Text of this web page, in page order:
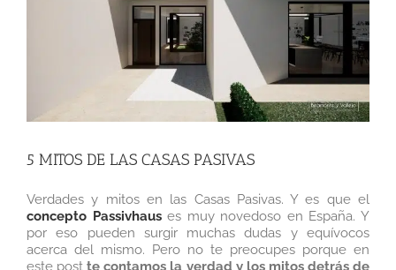
5 MITOS DE LAS CASAS PASIVAS
Verdades y mitos en las Casas Pasivas. Y es que el
concepto Passivhaus es muy novedoso en España. Y
por eso pueden surgir muchas dudas y equívocos
acerca del mismo. Pero no te preocupes porque en
este postte contamos la verdad y los mitos detrás de